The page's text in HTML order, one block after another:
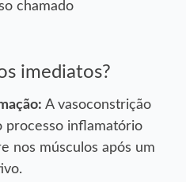
chamado
imediatos?
A vasoconstrição
processo inflamatório
nos músculos após um